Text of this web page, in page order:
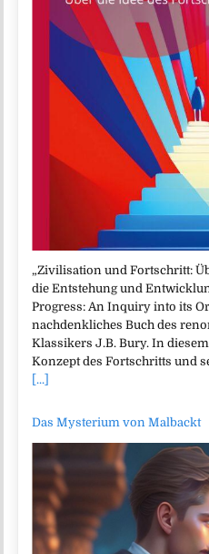
„Zivilisation und Fortschritt:
die Entstehung und
Progress: An Inquiry into its
nachdenkliches Buch des
Klassikers J.B. Bury. In
Konzept des Fortschritts und
[...]
Das Mysterium von Malbackt